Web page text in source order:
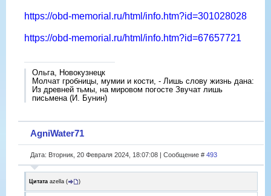
https://obd-memorial.ru/html/info.htm?id=301028028
https://obd-memorial.ru/html/info.htm?id=67657721
Ольга, Новокузнецк
Молчат гробницы, мумии и кости, - Лишь слову жизнь дана:
Из древней тьмы, на мировом погосте Звучат лишь
письмена (И. Бунин)
AgniWater71
Дата: Вторник, 20 Февраля 2024, 18:07:08 | Сообщение # 493
Цитата azella ( )